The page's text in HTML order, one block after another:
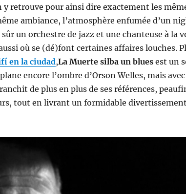
y retrouve pour ainsi dire exactement les
ambiance, l’atmosphère enfumée d’un
un orchestre de jazz et une chanteuse à la
où se (dé)font certaines affaires louches.
en la ciudad,La Muerte silba un bluesest un
encore l’ombre d’Orson Welles, mais
de plus en plus de ses références,
tout en livrant un formidable